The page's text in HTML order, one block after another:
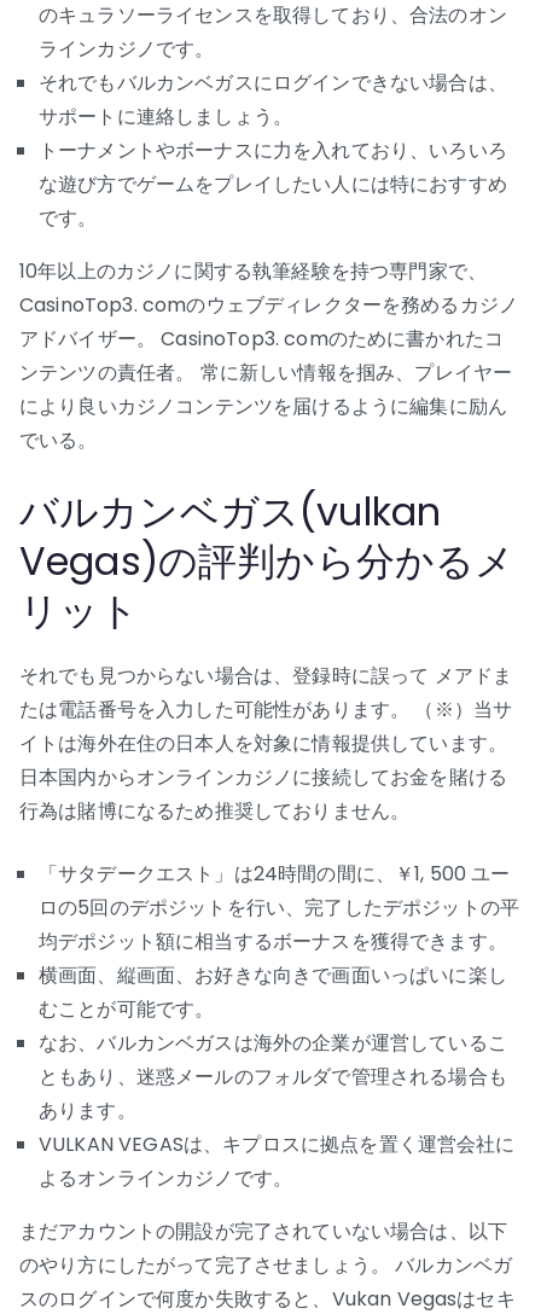
のキュラソーライセンスを取得しており、合法のオン
ラインカジノです。
それでもバルカンベガスにログインできない場合は、
サポートに連絡しましょう。
トーナメントやボーナスに力を入れており、いろいろ
な遊び方でゲームをプレイしたい人には特におすすめ
です。
10年以上のカジノに関する執筆経験を持つ専門家で、
CasinoTop3. comのウェブディレクターを務めるカジノ
アドバイザー。 CasinoTop3. comのために書かれたコ
ンテンツの責任者。 常に新しい情報を掴み、プレイヤー
により良いカジノコンテンツを届けるように編集に励ん
でいる。
バルカンベガス(vulkan
Vegas)の評判から分かるメ
リット
それでも見つからない場合は、登録時に誤って メアドま
たは電話番号を入力した可能性があります。 （※）当サ
イトは海外在住の日本人を対象に情報提供しています。
日本国内からオンラインカジノに接続してお金を賭ける
行為は賭博になるため推奨しておりません。
「サタデークエスト」は24時間の間に、￥1, 500 ユー
ロの5回のデポジットを行い、完了したデポジットの平
均デポジット額に相当するボーナスを獲得できます。
横画面、縦画面、お好きな向きで画面いっぱいに楽し
むことが可能です。
なお、バルカンベガスは海外の企業が運営しているこ
ともあり、迷惑メールのフォルダで管理される場合も
あります。
VULKAN VEGASは、キプロスに拠点を置く運営会社に
よるオンラインカジノです。
まだアカウントの開設が完了されていない場合は、以下
のやり方にしたがって完了させましょう。 バルカンベガ
スのログインで何度か失敗すると、Vukan Vegasはセキ